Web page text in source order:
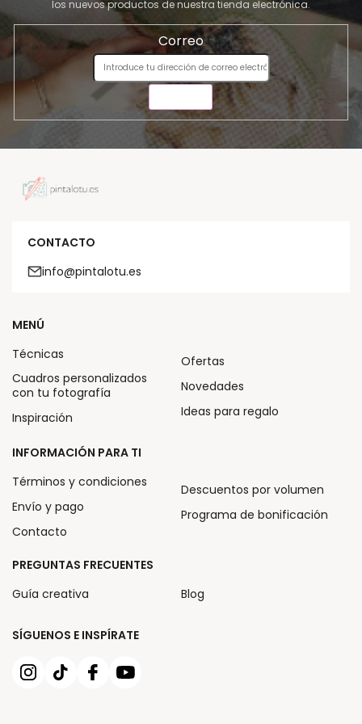
los nuevos productos de nuestra tienda electrónica.
Correo
CONTACTO
info@pintalotu.es
SÍGUENOS E INSPÍRATE
MENÚ
Técnicas
Cuadros personalizados
con tu fotografía
Inspiración
Ofertas
Novedades
Ideas para regalo
INFORMACIÓN PARA TI
Términos y condiciones
Envío y pago
Contacto
Descuentos por volumen
Programa de bonificación
PREGUNTAS FRECUENTES
Guía creativa
Blog